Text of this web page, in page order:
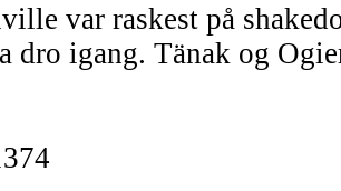
var raskest på
dro igang. Tänak og